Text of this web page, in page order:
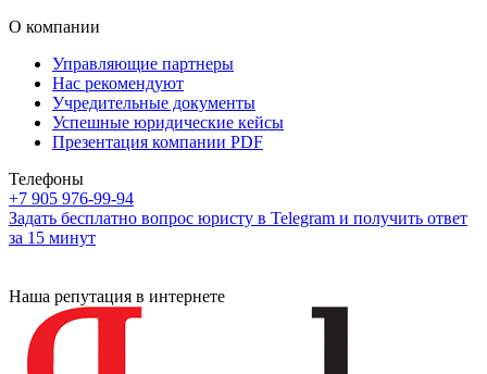
О компании
Управляющие партнеры
Нас рекомендуют
Учредительные документы
Успешные юридические кейсы
Презентация компании PDF
Телефоны
+7 905 976-99-94
Задать бесплатно вопрос юристу в Telegram и получить ответ
за 15 минут
Наша репутация в интернете